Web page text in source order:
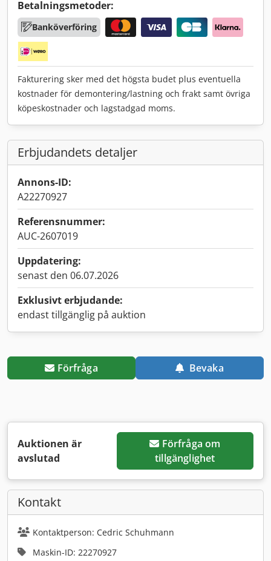
Betalningsmetoder:
Banköverföring
Fakturering sker med det högsta budet plus eventuella
kostnader för demontering/lastning och frakt samt övriga
köpeskostnader och lagstadgad moms.
Erbjudandets detaljer
Annons-ID:
A22270927
Referensnummer:
AUC-2607019
Uppdatering:
senast den 06.07.2026
Exklusivt erbjudande:
endast tillgänglig på auktion
Förfråga Bevaka
Auktionen är
avslutad
Förfråga om
tillgänglighet
Kontakt
Kontaktperson: Cedric Schuhmann
Maskin-ID: 22270927